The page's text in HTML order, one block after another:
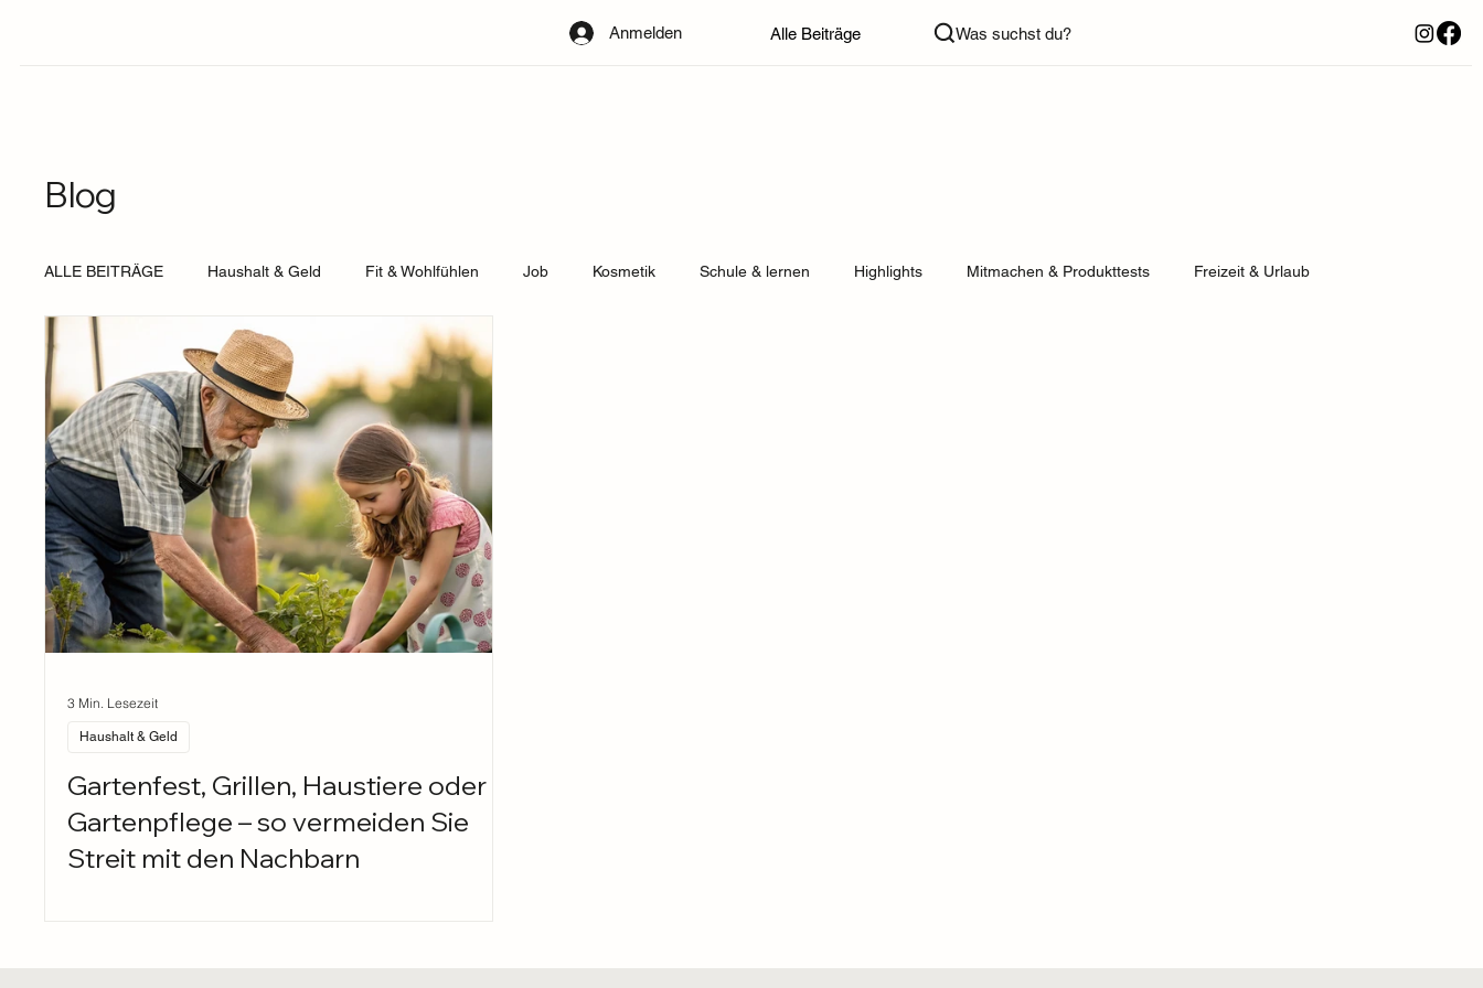
Anmelden Alle Beiträge Was suchst du?
Blog
ALLE BEITRÄGE Haushalt & Geld Fit & Wohlfühlen Job Kosmetik Schule & lernen Highlights Mitmachen & Produkttests Freizeit & Urlaub
Gartenfest, Grillen, Haustiere oder
Gartenpflege – so vermeiden Sie
Streit mit den Nachbarn
Haushalt & Geld
3 Min. Lesezeit